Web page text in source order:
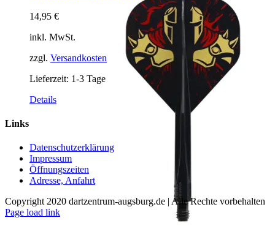
14,95 €
inkl. MwSt.
zzgl. Versandkosten
Lieferzeit: 1-3 Tage
Dieses
Varianten
auf.
Die
Optionen
können
auf
der
Produktseite
Details
Links
Datenschutzerklärung
Impressum
Öffnungszeiten
Adresse, Anfahrt
Copyright 2020 dartzentrum-augsburg.de | Alle Rechte vorbehalten
Facebook
Instagram
YouTube
Page load link